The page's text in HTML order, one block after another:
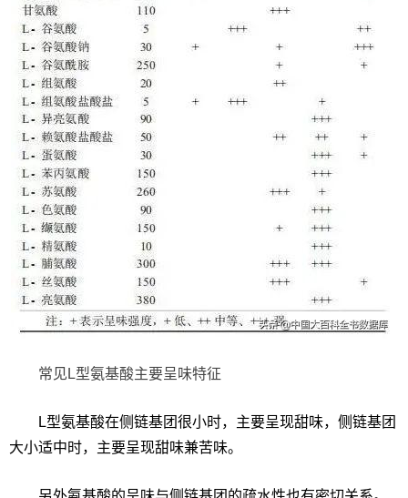
常见L型氨基酸主要呈味特征
L型氨基酸在侧链基团很小时，主要呈现甜味，侧链基团
大小适中时，主要呈现甜味兼苦味。